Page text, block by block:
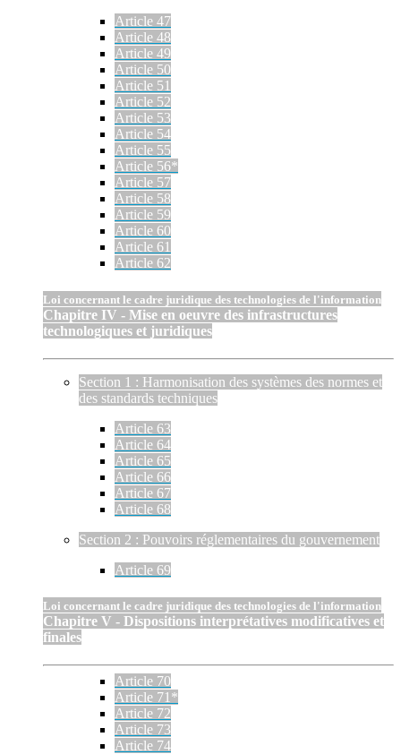
Article 47
Article 48
Article 49
Article 50
Article 51
Article 52
Article 53
Article 54
Article 55
Article 56*
Article 57
Article 58
Article 59
Article 60
Article 61
Article 62
Loi concernant le cadre juridique des technologies de l'information
Chapitre IV - Mise en oeuvre des infrastructures
technologiques et juridiques
Section 1 : Harmonisation des systèmes des normes et
des standards techniques
Article 63
Article 64
Article 65
Article 66
Article 67
Article 68
Section 2 : Pouvoirs réglementaires du gouvernement
Article 69
Loi concernant le cadre juridique des technologies de l'information
Chapitre V - Dispositions interprétatives modificatives et
finales
Article 70
Article 71*
Article 72
Article 73
Article 74